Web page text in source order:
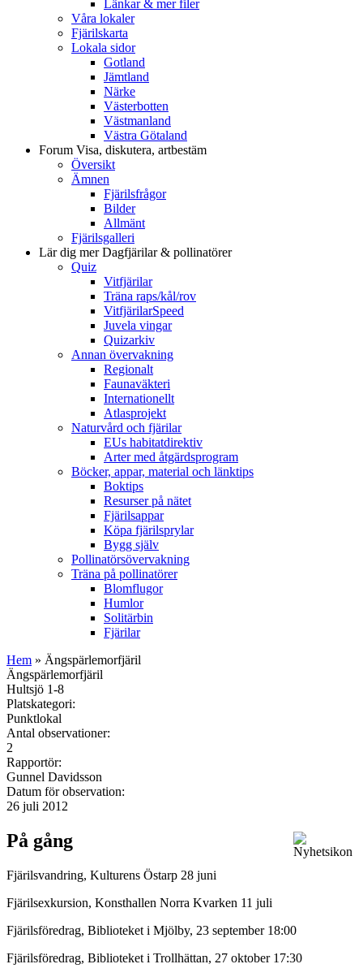
Länkar & mer filer
Våra lokaler
Fjärilskarta
Lokala sidor
Gotland
Jämtland
Närke
Västerbotten
Västmanland
Västra Götaland
Forum Visa, diskutera, artbestäm
Översikt
Ämnen
Fjärilsfrågor
Bilder
Allmänt
Fjärilsgalleri
Lär dig merDagfjärilar & pollinatörer
Quiz
Vitfjärilar
Träna raps/kål/rov
VitfjärilarSpeed
Juvela vingar
Quizarkiv
Annan övervakning
Regionalt
Faunaväkteri
Internationellt
Atlasprojekt
Naturvård och fjärilar
EUs habitatdirektiv
Arter med åtgärdsprogram
Böcker, appar, material och länktips
Boktips
Resurser på nätet
Fjärilsappar
Köpa fjärilsprylar
Bygg själv
Pollinatörsövervakning
Träna på pollinatörer
Blomflugor
Humlor
Solitärbin
Fjärilar
Hem » Ängspärlemorfjäril
Ängspärlemorfjäril
Hultsjö 1-8
Platskategori:
Punktlokal
Antal observationer:
2
Rapportör:
Gunnel Davidsson
Datum för observation:
26 juli 2012
På gång
Fjärilsvandring, Kulturens Östarp 28 juni
Fjärilsexkursion, Konsthallen Norra Kvarken 11 juli
Fjärilsföredrag, Biblioteket i Mjölby, 23 september 18:00
Fjärilsföredrag, Biblioteket i Trollhättan, 27 oktober 17:30